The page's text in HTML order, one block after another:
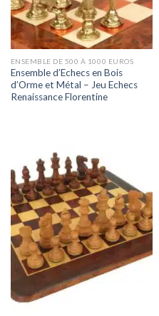
ENSEMBLE DE 500 À 1000 EUROS
Ensemble d’Echecs en Bois
d’Orme et Métal – Jeu Echecs
Renaissance Florentine